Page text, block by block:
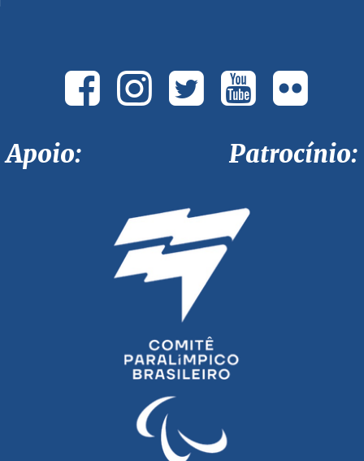
Apoio: Patrocínio: